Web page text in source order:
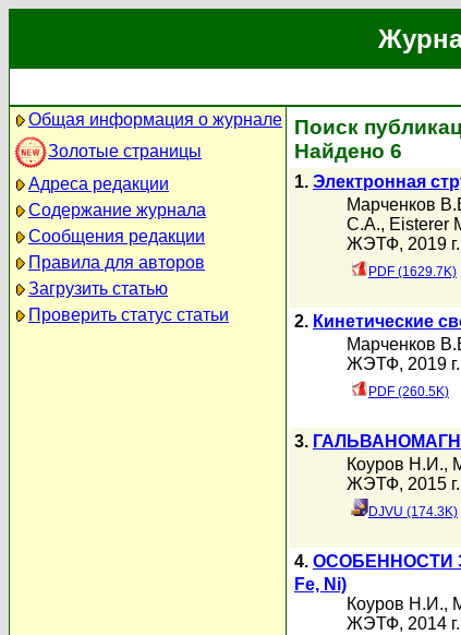
Общая информация о журнале
Золотые страницы
Адреса редакции
Содержание журнала
Сообщения редакции
Правила для авторов
Загрузить статью
Проверить статус статьи
Поиск
Найдено 6
1. Электронная
Марченков
C.A., Eisterer
ЖЭТФ, 2019
PDF (1629.7K)
2. Кинетические
Марченков
ЖЭТФ, 2019
PDF (260.5K)
3.
Коуров Н.И.,
ЖЭТФ, 2015
DJVU (174.3K)
4. ОСОБЕННОСТИ
Fe, Ni)
Коуров Н.И.,
ЖЭТФ, 2014